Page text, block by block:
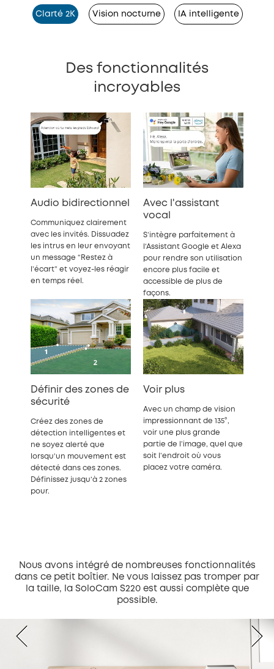
Clarté 2K Vision nocturne IA intelligente
Des fonctionnalités
incroyables
Audio bidirectionnel
Communiquez clairement
avec les invités. Dissuadez
les intrus en leur envoyant
un message “Restez à
l’écart” et voyez-les réagir
en temps réel.
Avec l'assistant
vocal
S’intègre parfaitement à
l’Assistant Google et Alexa
pour rendre son utilisation
encore plus facile et
accessible de plus de
façons.
Définir des zones de
sécurité
Créez des zones de
détection intelligentes et
ne soyez alerté que
lorsqu’un mouvement est
détecté dans ces zones.
Définissez jusqu’à 2 zones
pour.
Voir plus
Avec un champ de vision
impressionnant de 135°,
voir une plus grande
partie de l’image, quel que
soit l’endroit où vous
placez votre caméra.
Nous avons intégré de nombreuses fonctionnalités
dans ce petit boîtier. Ne vous laissez pas tromper par
la taille, la SoloCam S220 est aussi complète que
possible.